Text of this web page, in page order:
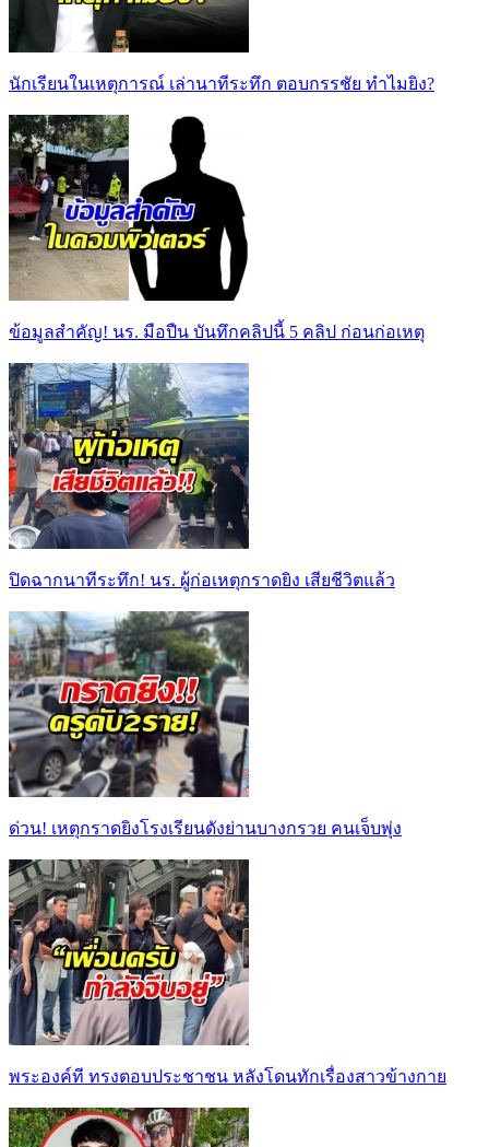
นักเรียนในเหตุการณ์ เล่านาทีระทึก ตอบกรรชัย ทำไมยิง?
ข้อมูลสำคัญ! นร. มือปืน บันทึกคลิปนี้ 5 คลิป ก่อนก่อเหตุ
ปิดฉากนาทีระทึก! นร. ผู้ก่อเหตุกราดยิง เสียชีวิตแล้ว
ด่วน! เหตุกราดยิงโรงเรียนดังย่านบางกรวย คนเจ็บพุ่ง
พระองค์ที ทรงตอบประชาชน หลังโดนทักเรื่องสาวข้างกาย